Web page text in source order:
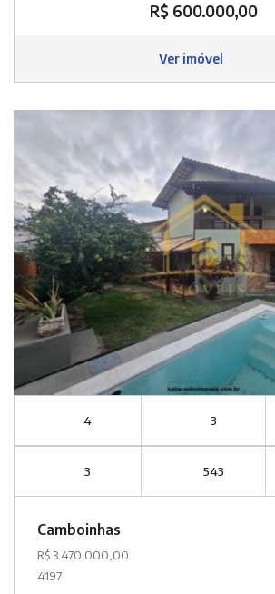
R$ 600.000,00
Ver imóvel
4 3
3 543
Camboinhas
R$ 3.470.000,00
4197